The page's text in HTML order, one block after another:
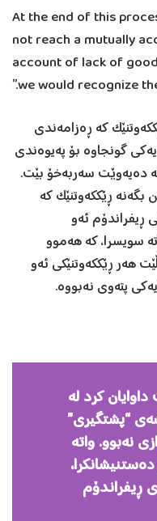
“At the end of this
not reach a mutually
account of lack of
we would recognize
کە ڕەزامەندی
گونجاوە بۆ پەيوەندی
دەيەوێت سەربەخۆ بێت.
بگەنە ڕێککەوتنێک کە
ڕيفراندۆم ئەو
سويسرا، کە هەموو
هەر ڕێککەوتنێکی ئەو
پتەوی نەبووە.
کرد لە
“پشتگيری”
نەبوو. واتە
ڕيفراندۆم